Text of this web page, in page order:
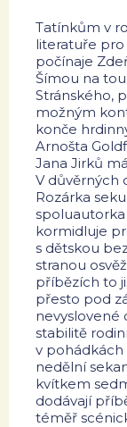
Tatínkům v
literatuře
počínaje
Šímou na
Stránského,
možným
konče
Arnošta
Jana Jirků
V důvěrných
Rozárka
spoluautorka
kormidluje
s dětskou
stranou
příbězích to
přesto pod
nevyslovené
stabilitě
v pohádkách
nedělní
kvítkem
dodávají
téměř